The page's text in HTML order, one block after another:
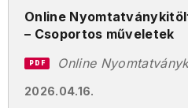
Online
– Csoportos műveletek
2026.04.16.
PDF